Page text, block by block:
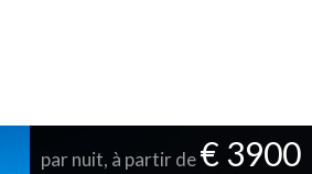
par nuit, à partir de€ 3900